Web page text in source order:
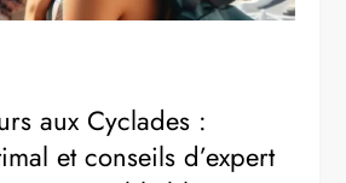
aux Cyclades :
et conseils d’expert